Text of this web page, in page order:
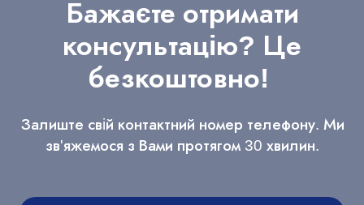
Бажаєте отримати
консультацію? Це
безкоштовно!
Залиште свій контактний номер телефону. Ми
зв'яжемося з Вами протягом 30 хвилин.